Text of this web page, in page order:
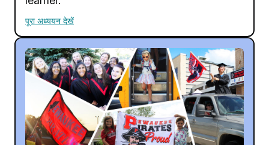
पूरा अध्ययन देखें